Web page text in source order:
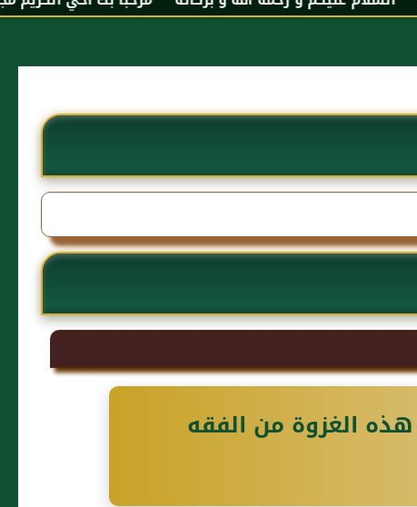
الغزوة من الفقه